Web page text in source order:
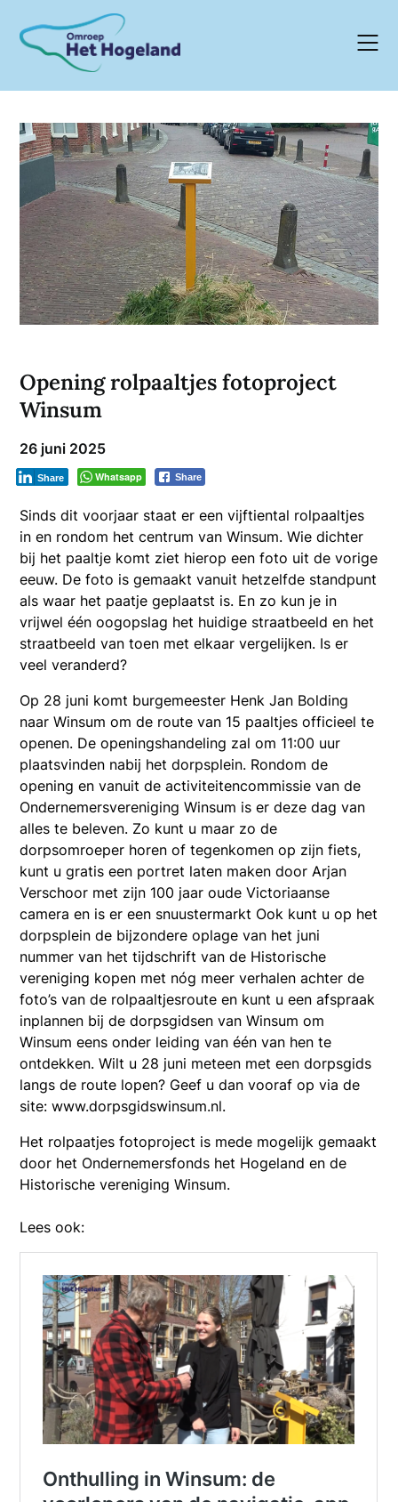
content
Opening rolpaaltjes fotoproject
Winsum
26 juni 2025
Whatsapp Share
Share
Sinds dit voorjaar staat er een vijftiental rolpaaltjes
in en rondom het centrum van Winsum. Wie dichter
bij het paaltje komt ziet hierop een foto uit de vorige
eeuw. De foto is gemaakt vanuit hetzelfde standpunt
als waar het paatje geplaatst is. En zo kun je in
vrijwel één oogopslag het huidige straatbeeld en het
straatbeeld van toen met elkaar vergelijken. Is er
veel veranderd?
Op 28 juni komt burgemeester Henk Jan Bolding
naar Winsum om de route van 15 paaltjes officieel te
openen. De openingshandeling zal om 11:00 uur
plaatsvinden nabij het dorpsplein. Rondom de
opening en vanuit de activiteitencommissie van de
Ondernemersvereniging Winsum is er deze dag van
alles te beleven. Zo kunt u maar zo de
dorpsomroeper horen of tegenkomen op zijn fiets,
kunt u gratis een portret laten maken door Arjan
Verschoor met zijn 100 jaar oude Victoriaanse
camera en is er een snuustermarkt Ook kunt u op het
dorpsplein de bijzondere oplage van het juni
nummer van het tijdschrift van de Historische
vereniging kopen met nóg meer verhalen achter de
foto’s van de rolpaaltjesroute en kunt u een afspraak
inplannen bij de dorpsgidsen van Winsum om
Winsum eens onder leiding van één van hen te
ontdekken. Wilt u 28 juni meteen met een dorpsgids
langs de route lopen? Geef u dan vooraf op via de
site: www.dorpsgidswinsum.nl.
Het rolpaatjes fotoproject is mede mogelijk gemaakt
door het Ondernemersfonds het Hogeland en de
Historische vereniging Winsum.
Lees ook: